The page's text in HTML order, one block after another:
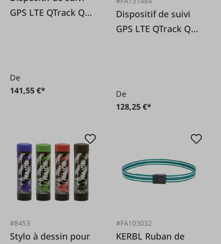
GPS LTE QTrack Q4
De
141,55 €*
Dispositif de suivi
GPS LTE QTrack Q4
De
128,25 €*
#8453
Stylo à dessin pour
#FA103032
KERBL Ruban de